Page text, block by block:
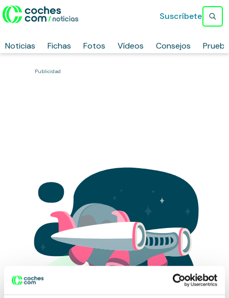
Noticias Fichas Fotos Vídeos Consejos
Suscríbete
Publicidad